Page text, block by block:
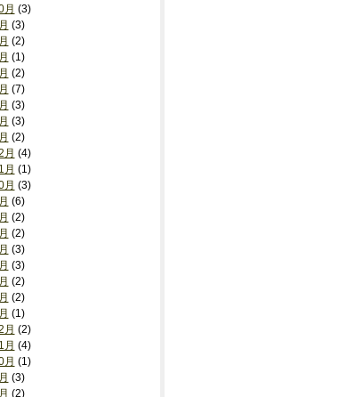
月 (3)
(3)
(2)
(1)
(2)
(7)
(3)
(3)
(2)
月 (4)
月 (1)
月 (3)
(6)
(2)
(2)
(3)
(3)
(2)
(2)
(1)
月 (2)
月 (4)
月 (1)
(3)
(2)